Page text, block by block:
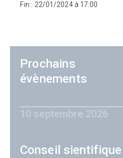
Fin : 22/01/2024 à 17:00
Prochains
évènements
10 septembre 2026
Conseil sientifique